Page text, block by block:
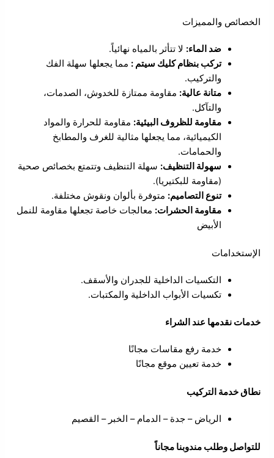
الخصائص والمميزات
ضد الماء: لا تتأثر بالمياه نهائياً.
تركب بنظام كليك سيتم : مما يجعلها سهلة الفك
والتركيب.
متانة عالية: مقاومة ممتازة للخدوش، الصدمات،
والتآكل.
مقاومة للظروف البيئية: مقاومة للحرارة والمواد
الكيميائية، مما يجعلها مثالية للغرف والمطابخ
والحمامات.
سهولة التنظيف: سهلة التنظيف وتتمتع بخصائص صحية
(مقاومة للبكتيريا).
تنوع التصاميم: متوفرة بألوان ونقوش مختلفة.
مقاومة الحشرات: معالجات خاصة تجعلها مقاومة للنمل
الأبيض
الإستخدامات
التكسيات الداخلية للجدران والأسقف.
تكسيات الأبواب الداخلية والمكتبات.
خدمات نقدمها عند الشراء
خدمة رفع مقاسات مجانًا
خدمة تعيين موقع مجانًا
نطاق خدمة التركيب
الرياض – جدة – الدمام – الخبر – القصيم
للتواصل وطلب مندوبنا مجاناً